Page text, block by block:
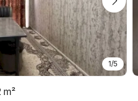
1/5